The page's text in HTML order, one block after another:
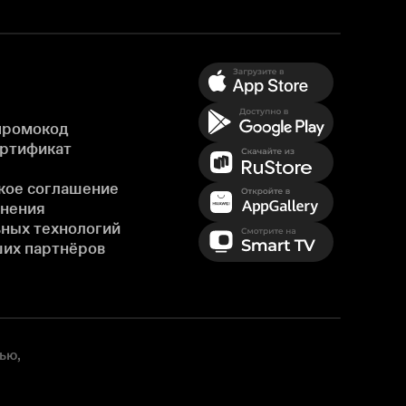
соглашение
технологий
партнёров